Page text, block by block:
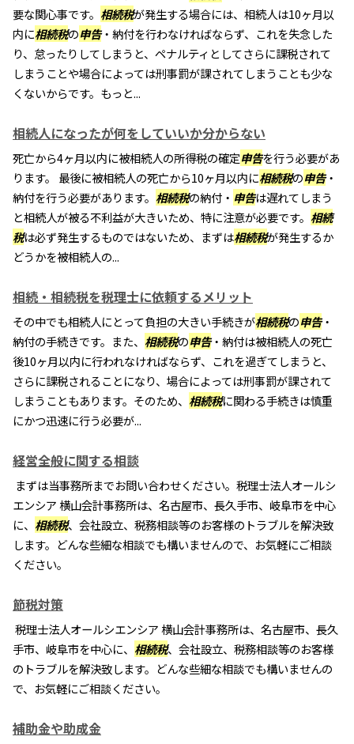
要な関心事です。 相続税が発生する場合には、相続人は10ヶ月以
内に相続税の申告・納付を行わなければならず、これを失念した
り、怠ったりしてしまうと、ペナルティとしてさらに課税されて
しまうことや場合によっては刑事罰が課されてしまうことも少な
くないからです。もっと...
相続人になったが何をしていいか分からない
死亡から4ヶ月以内に被相続人の所得税の確定申告を行う必要があ
ります。 最後に被相続人の死亡から10ヶ月以内に相続税の申告・
納付を行う必要があります。 相続税の納付・ 申告は遅れてしまう
と相続人が被る不利益が大きいため、特に注意が必要です。 相続
税は必ず発生するものではないため、まずは相続税が発生するか
どうかを被相続人の...
相続・相続税を税理士に依頼するメリット
その中でも相続人にとって負担の大きい手続きが相続税の申告・
納付の手続きです。また、 相続税の申告・納付は被相続人の死亡
後10ヶ月以内に行われなければならず、これを過ぎてしまうと、
さらに課税されることになり、場合によっては刑事罰が課されて
しまうこともあります。そのため、 相続税に関わる手続きは慎重
にかつ迅速に行う必要が...
経営全般に関する相談
まずは当事務所までお問い合わせください。税理士法人オールシ
エンシア 横山会計事務所は、名古屋市、長久手市、岐阜市を中心
に、 相続税、会社設立、税務相談等のお客様のトラブルを解決致
します。どんな些細な相談でも構いませんので、お気軽にご相談
ください。
節税対策
税理士法人オールシエンシア 横山会計事務所は、名古屋市、長久
手市、岐阜市を中心に、 相続税、会社設立、税務相談等のお客様
のトラブルを解決致します。どんな些細な相談でも構いませんの
で、お気軽にご相談ください。
補助金や助成金